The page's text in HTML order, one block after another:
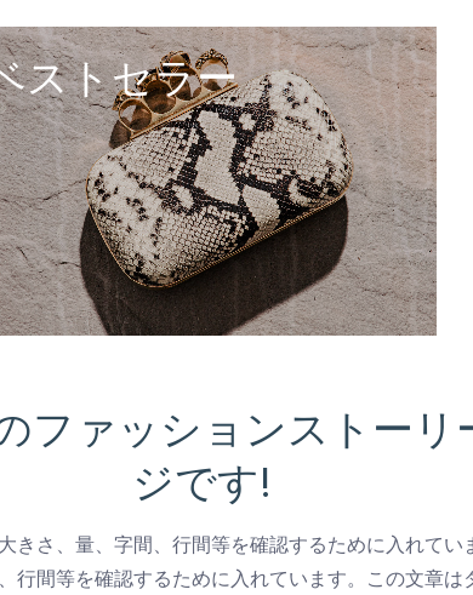
ストセラー
ファッションストーリ
ジです!
きさ、量、字間、行間等を確認するために入れて
行間等を確認するために入れています。この文章